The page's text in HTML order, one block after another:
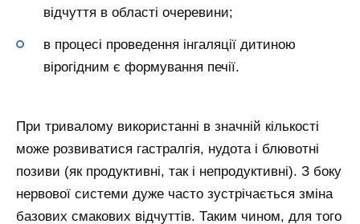
відчуття в області очеревини;
в процесі проведення інгаляції дитиною
вірогідним є формування печії.
При тривалому використанні в значній кількості
може розвиватися гастралгія, нудота і блювотні
позиви (як продуктивні, так і непродуктивні). З боку
нервової системи дуже часто зустрічається зміна
базових смакових відчуттів. Таким чином, для того